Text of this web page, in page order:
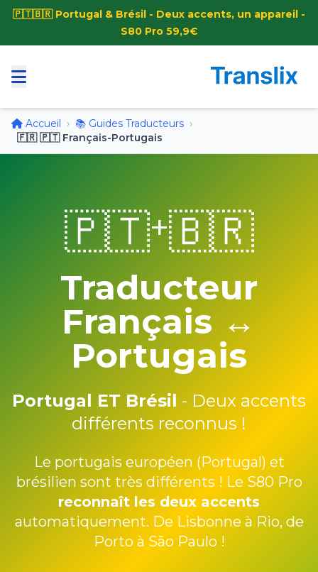
🇵🇹🇧🇷 Portugal & Brésil - Deux accents, un appareil -
S80 Pro 59,9€
Accueil › 📚 Guides Traducteurs ›
🇫🇷 🇵🇹 Français-Portugais
🇵🇹+🇧🇷
Traducteur
Français ↔️
Portugais
Portugal ET Brésil - Deux accents
différents reconnus !
Le portugais européen (Portugal) et
brésilien sont très différents ! Le S80 Pro
reconnaît les deux accents
automatiquement. De Lisbonne à Rio, de
Porto à São Paulo !